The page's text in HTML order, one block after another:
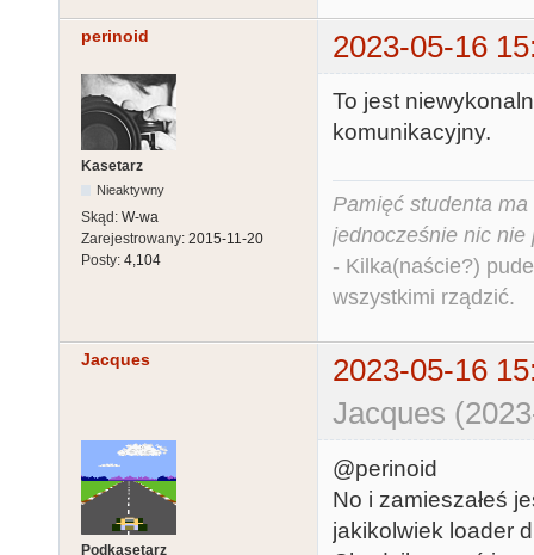
perinoid 2023-05-16
Kasetarz
Nieaktywny
Skąd: W-wa
Zarejestrowany: 2015-11-20
Posty: 4,104
To jest
komunikacyjny.
Pamięć studenta
jednocześnie nic nie
- Kilka(naście?)
wszystkimi rządzić.
Jacques
2023-05-16
Jacques
Podkasetarz
@perinoid
No i zamieszałeś
jakikolwiek loader